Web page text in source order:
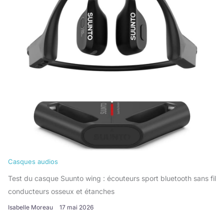
Casques audios
Test du casque Suunto wing : écouteurs sport bluetooth sans fil
conducteurs osseux et étanches
Isabelle Moreau 17 mai 2026